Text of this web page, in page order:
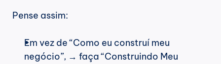
Pense assim:
Em vez de “Como eu construí meu
negócio”, → faça “Construindo Meu